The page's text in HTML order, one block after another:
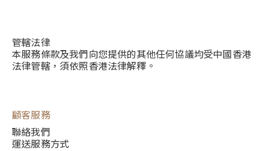
管轄法律
本服務條款及我們向您提供的其他任何協議均受中國香港
法律管轄，須依照香港法律解釋。
顧客服務
聯絡我們
運送服務方式